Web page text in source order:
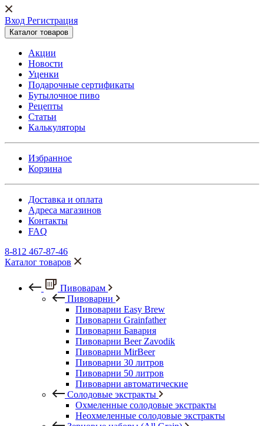
Вход Регистрация
Каталог товаров
Акции
Новости
Уценки
Подарочные сертификаты
Бутылочное пиво
Рецепты
Статьи
Калькуляторы
Избранное
Корзина
Доставка и оплата
Адреса магазинов
Контакты
FAQ
8-812 467-87-46
Каталог товаров
Пивоварам
Пивоварни
Пивоварни Easy Brew
Пивоварни Grainfather
Пивоварни Бавария
Пивоварни Beer Zavodik
Пивоварни MirBeer
Пивоварни 30 литров
Пивоварни 50 литров
Пивоварни автоматические
Солодовые экстракты
Охмеленные солодовые экстракты
Неохмеленные солодовые экстракты